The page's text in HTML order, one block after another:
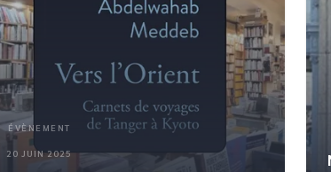
ÉVÈNEMENT
20 JUIN 2025